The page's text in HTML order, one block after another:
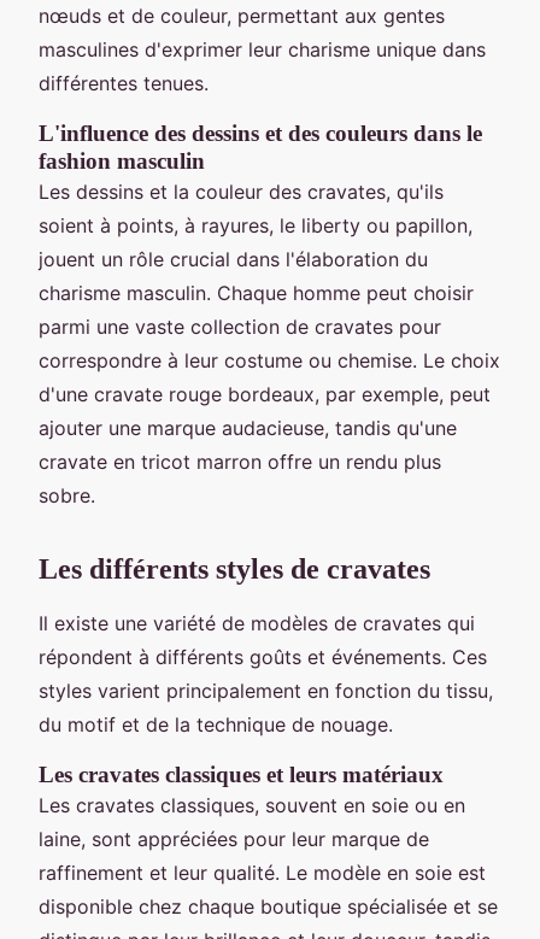
nœuds et de couleur, permettant aux gentes
masculines d'exprimer leur charisme unique dans
différentes tenues.
L'influence des dessins et des couleurs dans le
fashion masculin
Les dessins et la couleur des cravates, qu'ils
soient à points, à rayures, le liberty ou papillon,
jouent un rôle crucial dans l'élaboration du
charisme masculin. Chaque homme peut choisir
parmi une vaste collection de cravates pour
correspondre à leur costume ou chemise. Le choix
d'une cravate rouge bordeaux, par exemple, peut
ajouter une marque audacieuse, tandis qu'une
cravate en tricot marron offre un rendu plus
sobre.
Les différents styles de cravates
Il existe une variété de modèles de cravates qui
répondent à différents goûts et événements. Ces
styles varient principalement en fonction du tissu,
du motif et de la technique de nouage.
Les cravates classiques et leurs matériaux
Les cravates classiques, souvent en soie ou en
laine, sont appréciées pour leur marque de
raffinement et leur qualité. Le modèle en soie est
disponible chez chaque boutique spécialisée et se